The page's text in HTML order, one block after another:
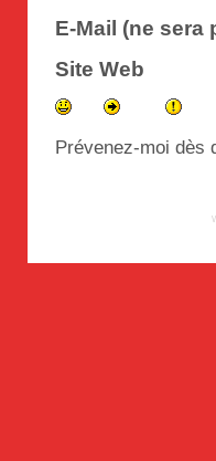
E-Mail (ne sera
Site Web
Prévenez-moi dès